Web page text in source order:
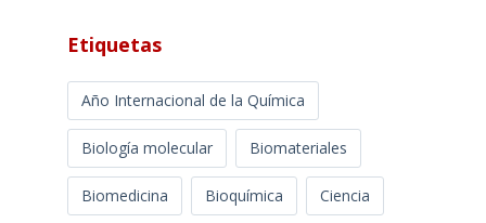
Etiquetas
Año Internacional de la Química
Biología molecular Biomateriales
Biomedicina Bioquímica Ciencia